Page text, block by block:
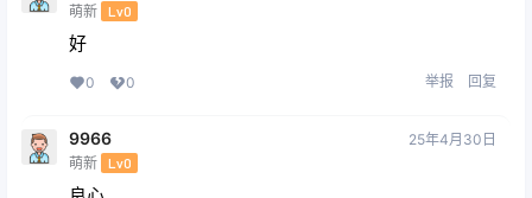
萌新 Lv0
好
0 0 举报 回复
9966
萌新 Lv0
25年4月30日